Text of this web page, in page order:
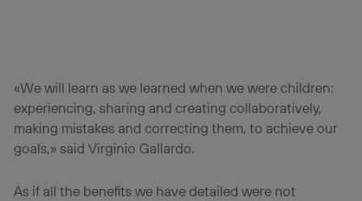
«We will learn as we learned when we were children:
experiencing, sharing and creating collaboratively,
making mistakes and correcting them, to achieve our
goals,» said Virginio Gallardo.
As if all the benefits we have detailed were not